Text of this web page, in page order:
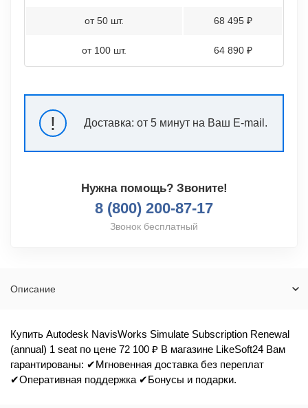
от 50 шт. 68 495 ₽
от 100 шт. 64 890 ₽
! Доставка: от 5 минут на Ваш E-mail.
Нужна помощь? Звоните!
8 (800) 200-87-17
Звонок бесплатный
Описание
Купить Autodesk NavisWorks Simulate Subscription Renewal
(annual) 1 seat по цене 72 100 ₽ В магазине LikeSoft24 Вам
гарантированы: ✔Мгновенная доставка без переплат
✔Оперативная поддержка ✔Бонусы и подарки.